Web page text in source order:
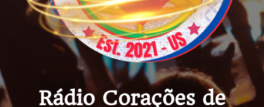
Rádio Corações de